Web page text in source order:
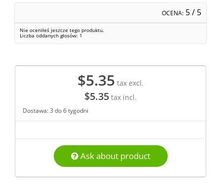
OCENA: 5/ 5
Nie oceniłeś jeszcze tego produktu.
Liczba oddanych głosów: 1
$5.35 tax excl.
$5.35 tax incl.
Dostawa: 3 do 6 tygodni
Ask about product